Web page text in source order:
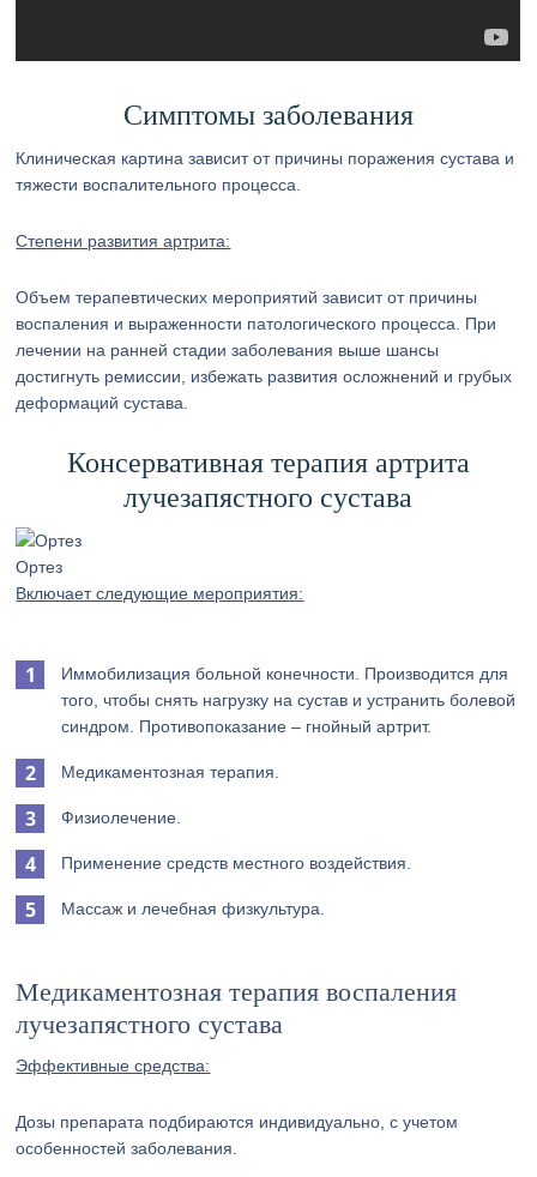
Симптомы заболевания
Клиническая картина зависит от причины поражения сустава и
тяжести воспалительного процесса.
Степени развития артрита:
Объем терапевтических мероприятий зависит от причины
воспаления и выраженности патологического процесса. При
лечении на ранней стадии заболевания выше шансы
достигнуть ремиссии, избежать развития осложнений и грубых
деформаций сустава.
Консервативная терапия артрита
лучезапястного сустава
Ортез
Включает следующие мероприятия:
Иммобилизация больной конечности. Производится для
того, чтобы снять нагрузку на сустав и устранить болевой
синдром. Противопоказание – гнойный артрит.
Медикаментозная терапия.
Физиолечение.
Применение средств местного воздействия.
Массаж и лечебная физкультура.
Медикаментозная терапия воспаления
лучезапястного сустава
Эффективные средства:
Дозы препарата подбираются индивидуально, с учетом
особенностей заболевания.